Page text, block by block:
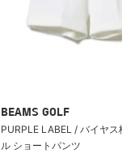
BEAMS GOLF
PURPLE LABEL / バイヤ
ル ショートパンツ